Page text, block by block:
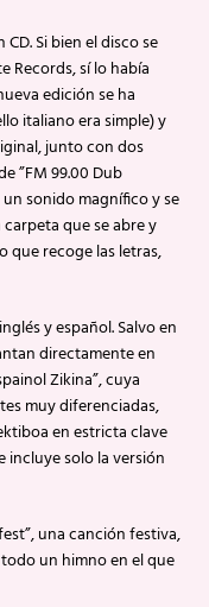
Si bien el disco se
Records, sí lo había
edición se ha
italiano era simple) y
junto con dos
”FM 99.00 Dub
sonido magnífico y se
que se abre y
que recoge las letras,
y español. Salvo en
directamente en
Zikina”, cuya
muy diferenciadas,
en estricta clave
incluye solo la versión
una canción festiva,
un himno en el que